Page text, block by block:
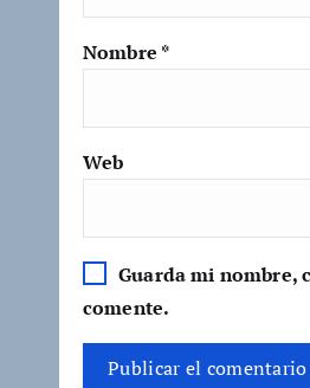
Nombre *
Web
Guarda mi nombre,
comente.